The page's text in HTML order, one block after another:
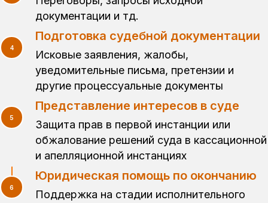
документации и тд.
Подготовка судебной документации
Исковые заявления, жалобы,
уведомительные письма, претензии и
другие процессуальные документы
Представление интересов в суде
Защита прав в первой инстанции или
обжалование решений суда в кассационной
и апелляционной инстанциях
Юридическая помощь по окончанию
Поддержка на стадии исполнительного